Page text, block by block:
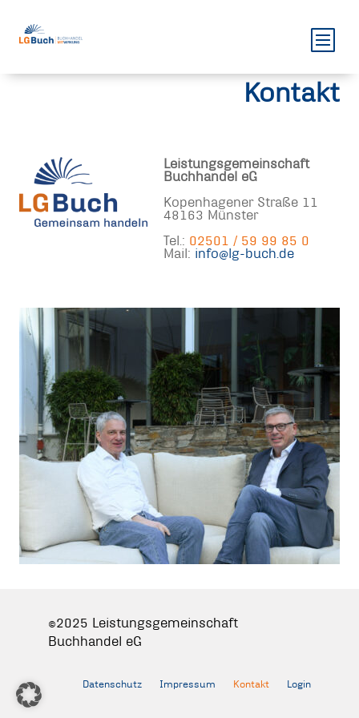
Kontakt
Leistungsgemeinschaft
Buchhandel eG
Kopenhagener Straße 11
48163 Münster
Tel.: 02501 / 59 99 85 0
Mail: info@lg-buch.de
©2025 Leistungsgemeinschaft
Buchhandel eG
Datenschutz Impressum Kontakt Login